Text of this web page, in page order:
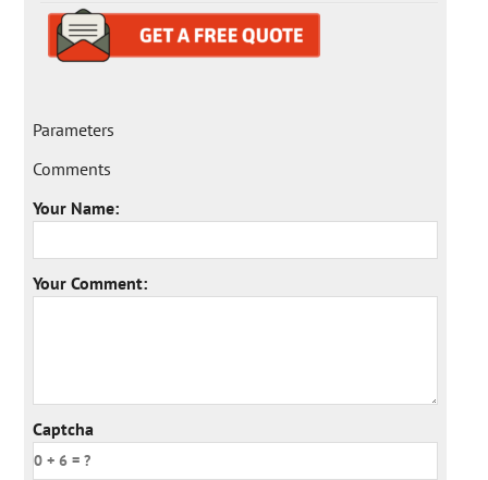
Parameters
Comments
Your Name:
Your Comment:
Captcha